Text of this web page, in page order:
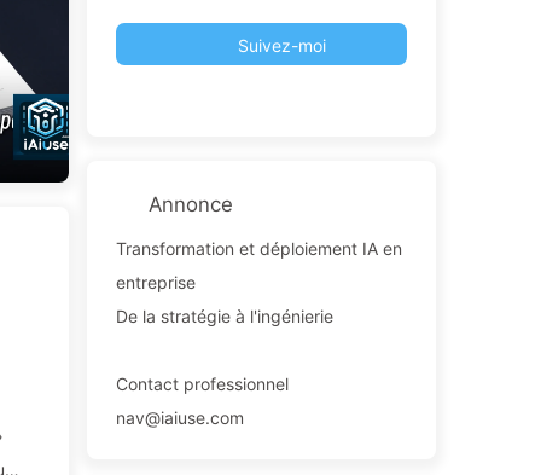
Suivez-moi
Annonce
Transformation et déploiement IA en
entreprise
De la stratégie à l'ingénierie
Contact professionnel
nav@iaiuse.com